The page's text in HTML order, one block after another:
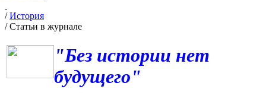
/История
/Статьи в журнале
"Без истории нет
будущего"